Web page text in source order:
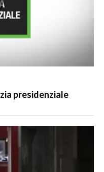
presidenziale